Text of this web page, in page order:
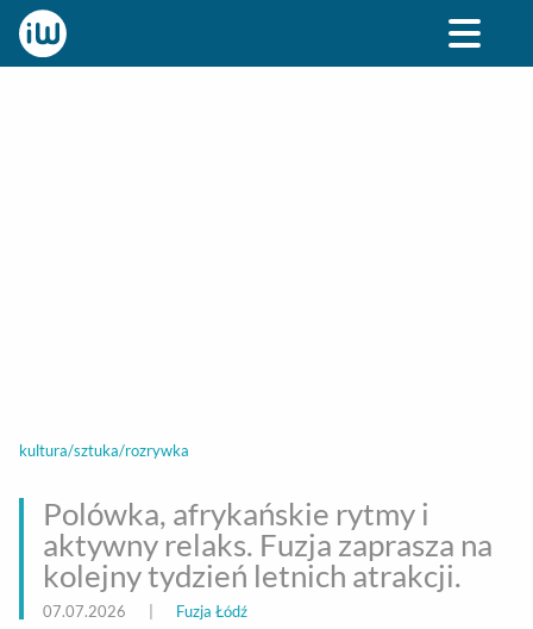
kultura/sztuka/rozrywka
Polówka, afrykańskie rytmy i
aktywny relaks. Fuzja zaprasza na
kolejny tydzień letnich atrakcji.
07.07.2026 Fuzja Łódź